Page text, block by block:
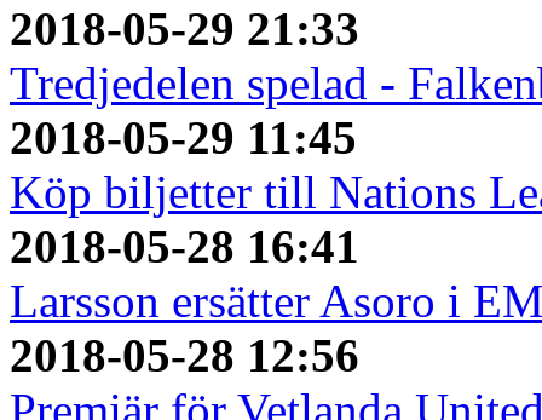
2018-05-29 21:33
Tredjedelen spelad -
2018-05-29 11:45
Köp biljetter till Nations
2018-05-28 16:41
Larsson ersätter Asoro i
2018-05-28 12:56
Premiär för Vetlanda